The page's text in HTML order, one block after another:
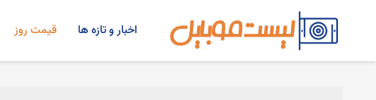
اخبار و تازه ها قیمت روز